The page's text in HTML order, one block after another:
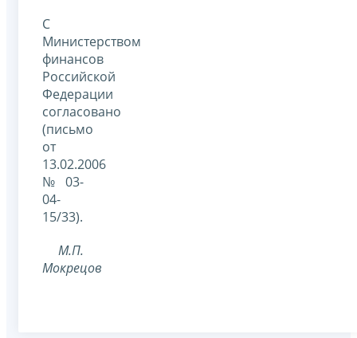
С
Министерством
финансов
Российской
Федерации
согласовано
(письмо
от
13.02.2006
№ 03-
04-
15/33).
М.П.
Мокрецов